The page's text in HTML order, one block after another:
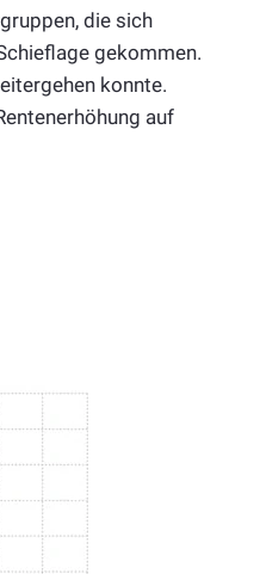
die sich
gekommen.
konnte.
auf